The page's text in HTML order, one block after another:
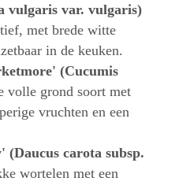
vulgaris var. vulgaris)
met brede witte
in de keuken.
(Cucumis
volle grond soort met
vruchten en een
carota subsp.
wortelen met een